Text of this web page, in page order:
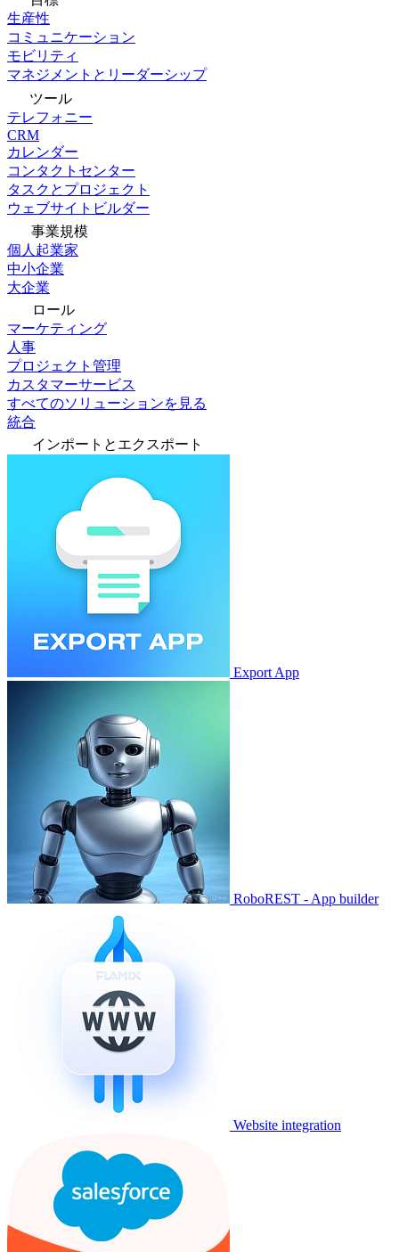
生産性
コミュニケーション
モビリティ
マネジメントとリーダーシップ
ツール
テレフォニー
CRM
カレンダー
コンタクトセンター
タスクとプロジェクト
ウェブサイトビルダー
事業規模
個人起業家
中小企業
大企業
ロール
マーケティング
人事
プロジェクト管理
カスタマーサービス
すべてのソリューションを見る
統合
インポートとエクスポート
Export App
RoboREST - App builder
Website integration